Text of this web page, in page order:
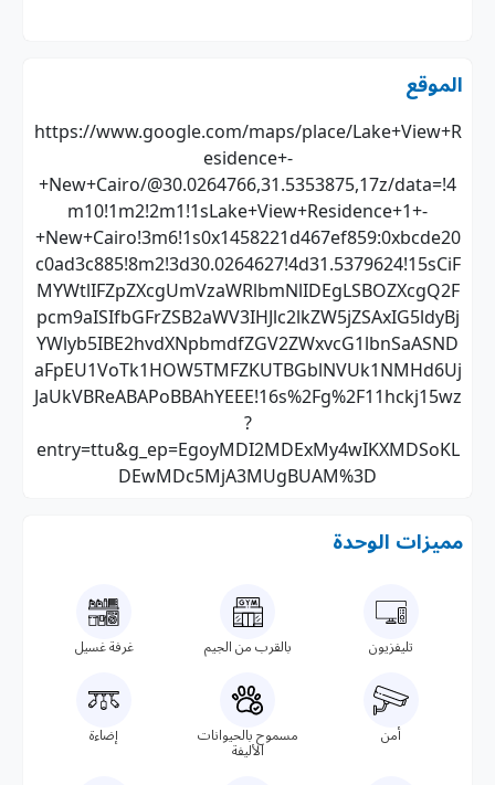
الموقع
https://www.google.com/maps/place/Lake+View+R
esidence+-
+New+Cairo/@30.0264766,31.5353875,17z/data=!4
m10!1m2!2m1!1sLake+View+Residence+1+-
+New+Cairo!3m6!1s0x1458221d467ef859:0xbcde20
c0ad3c885!8m2!3d30.0264627!4d31.5379624!15sCiF
MYWtlIFZpZXcgUmVzaWRlbmNlIDEgLSBOZXcgQ2F
pcm9aISIfbGFrZSB2aWV3IHJlc2lkZW5jZSAxIG5ldyBj
YWlyb5IBE2hvdXNpbmdfZGV2ZWxvcG1lbnSaASND
aFpEU1VoTk1HOW5TMFZKUTBGblNVUk1NMHd6Uj
JaUkVBReABAPoBBAhYEEE!16s%2Fg%2F11hckj15wz
?
entry=ttu&g_ep=EgoyMDI2MDExMy4wIKXMDSoKL
DEwMDc5MjA3MUgBUAM%3D
مميزات الوحدة
تليفزيون بالقرب من الجيم غرفة غسيل
أمن
مسموح بالحيوانات
الأليفة
إضاءة